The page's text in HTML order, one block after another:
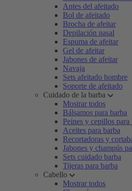
Antes del afeitado
Bol de afeitado
Brocha de afeitar
Depilación nasal
Espuma de afeitar
Gel de afeitar
Jabones de afeitar
Navaja
Sets afeitado hombre
Soporte de afeitado
Cuidado de la barba
Mostrar todos
Bálsamos para barba
Peines y cepillos para
Aceites para barba
Recortadoras y
Jabones y champús
Sets cuidado barba
Tijeras para barba
Cabello
Mostrar todos